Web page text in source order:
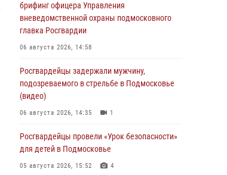
брифинг офицера Управления
вневедомственной охраны подмосковного
главка Росгвардии
06 августа 2026, 14:58
Росгвардейцы задержали мужчину,
подозреваемого в стрельбе в Подмосковье
(видео)
06 августа 2026, 14:35 1
Росгвардейцы провели «Урок безопасности»
для детей в Подмосковье
05 августа 2026, 15:52 4